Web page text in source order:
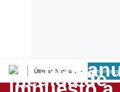
Últimas Noticias Empresas
Lo último